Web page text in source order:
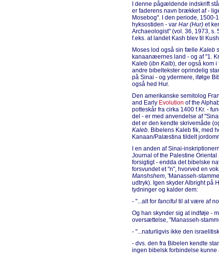
I denne pågældende indskrift
er faderens navn brækket af -
Mosebog". I den periode, 1500-
hyksostiden - var Har (Hur) et
Archaeologist" (vol. 36, 1973, s.
f.eks. at landet Kash blev til
Moses lod også sin fælle Kaleb
kanaanæernes land - og af "1.
Kaleb (ibn Kalb), der også kom
andre bibeltekster oprindelig
på Sinai - og ydermere, ifølge
også hed Hur.
Den amerikanske semitolog
and Early Evolution of the
potteskår fra cirka 1400 f.Kr. -
del - er med anvendelse af
det er den kendte skrivemåde
Kaleb. Bibelens Kaleb fik, med
Kanaan/Palæstina tildelt
I en anden af Sinai-
Journal of the Palestine
forsigtigt - endda det bibelske
forsvundet et "n", hvorved en
Manshshem, 'Manasseh-
udtryk). Igen skyder Albright på
tydninger og kalder dem:
- "...alt for fanciful til at være af
Og han skynder sig at indføje -
oversættelse, "Manasseh-
- "...naturligvis ikke den
- dvs. den fra Bibelen kendte
ingen bibelsk forbindelse kunne